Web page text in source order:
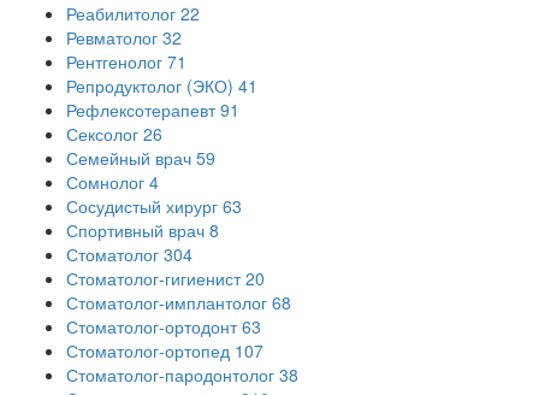
Реабилитолог 22
Ревматолог 32
Рентгенолог 71
Репродуктолог (ЭКО) 41
Рефлексотерапевт 91
Сексолог 26
Семейный врач 59
Сомнолог 4
Сосудистый хирург 63
Спортивный врач 8
Стоматолог 304
Стоматолог-гигиенист 20
Стоматолог-имплантолог 68
Стоматолог-ортодонт 63
Стоматолог-ортопед 107
Стоматолог-пародонтолог 38